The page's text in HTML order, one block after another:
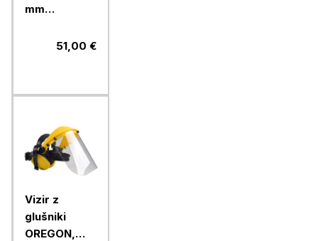
mm
51,00 €
Vizir z
glušniki
OREGON,